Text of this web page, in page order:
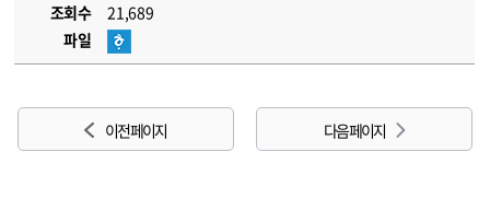
조회수
21,689
파일
이전 페이지 다음 페이지